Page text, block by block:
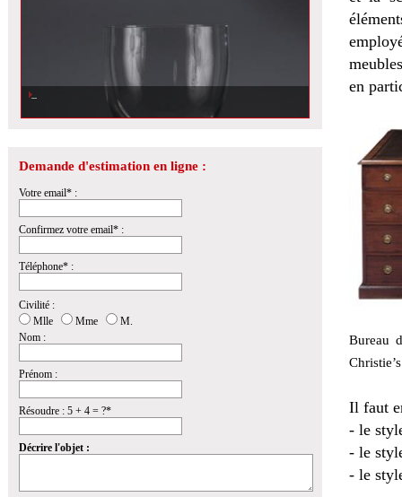
Estimation d\'un service Roxane Lalique dans notre prochaine vente à
Demande d'estimation en ligne :
Votre email* :
Confirmez votre email* :
Téléphone* :
Civilité :
Mlle
Mme
M.
Nom :
Prénom :
Résoudre : 5 + 4 = ?*
Décrire l'objet :
en
Bureau
Il faut
- le
- le
- le